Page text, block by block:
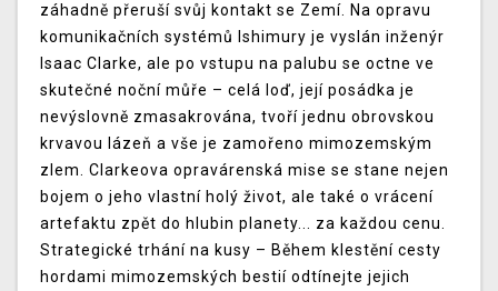
záhadně přeruší svůj kontakt se Zemí. Na opravu
komunikačních systémů Ishimury je vyslán inženýr
Isaac Clarke, ale po vstupu na palubu se octne ve
skutečné noční můře – celá loď, její posádka je
nevýslovně zmasakrována, tvoří jednu obrovskou
krvavou lázeň a vše je zamořeno mimozemským
zlem. Clarkeova opravárenská mise se stane nejen
bojem o jeho vlastní holý život, ale také o vrácení
artefaktu zpět do hlubin planety... za každou cenu.
Strategické trhání na kusy – Během klestění cesty
hordami mimozemských bestií odtínejte jejich